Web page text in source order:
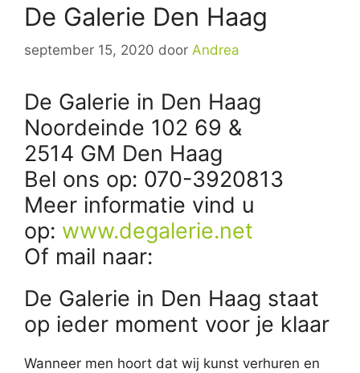
De Galerie Den Haag
september 15, 2020 door Andrea
De Galerie in Den Haag
Noordeinde 102 69 &
2514 GM Den Haag
Bel ons op: 070-3920813
Meer informatie vind u
op: www.degalerie.net
Of mail naar:
De Galerie in Den Haag staat
op ieder moment voor je klaar
Wanneer men hoort dat wij kunst verhuren en